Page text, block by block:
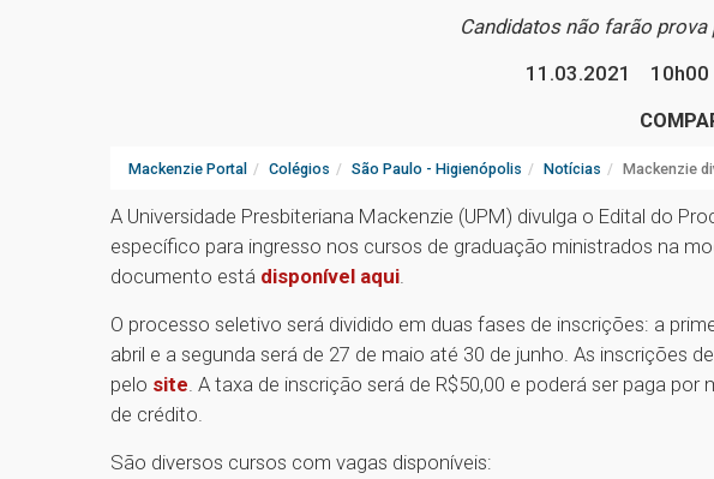
Candidatos não farão
11.03.2021
10h00
Mackenzie Portal Colégios São Paulo - Higienópolis Notícias Mackenzie
A Universidade Presbiteriana Mackenzie (UPM) divulga o Edital do
específico para ingresso nos cursos de graduação ministrados na
documento está disponível aqui.
O processo seletivo será dividido em duas fases de inscrições: a
abril e a segunda será de 27 de maio até 30 de junho. As inscrições
pelo site. A taxa de inscrição será de R$50,00 e poderá ser paga
de crédito.
São diversos cursos com vagas disponíveis: